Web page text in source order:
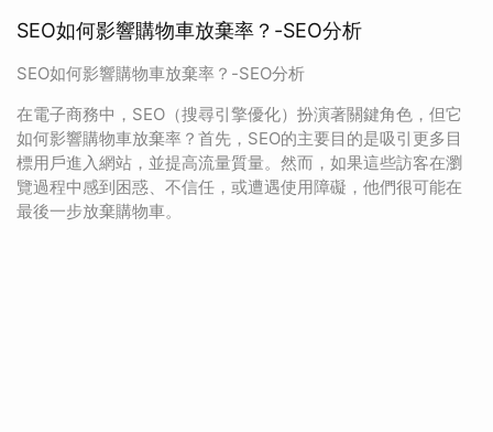
SEO如何影響購物車放棄率？-SEO分析
SEO如何影響購物車放棄率？-SEO分析
在電子商務中，SEO（搜尋引擎優化）扮演著關鍵角色，但它
如何影響購物車放棄率？首先，SEO的主要目的是吸引更多目
標用戶進入網站，並提高流量質量。然而，如果這些訪客在瀏
覽過程中感到困惑、不信任，或遭遇使用障礙，他們很可能在
最後一步放棄購物車。